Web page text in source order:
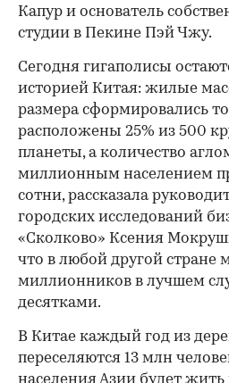
Капур и основатель
студии в Пекине Пэй Чжу.
Сегодня гигаполисы
историей Китая: жилые
размера сформировались
расположены 25% из 500
планеты, а количество
миллионным населением
сотни, рассказала
городских исследований
«Сколково» Ксения
что в любой другой стране
миллионников в лучшем
десятками.
В Китае каждый год из
переселяются 13 млн